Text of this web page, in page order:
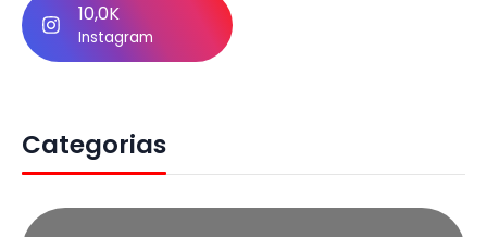
10,0K
Instagram
Categorias